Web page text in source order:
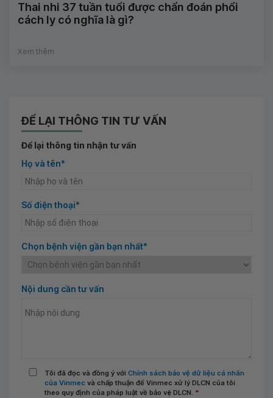
Thai nhi 37 tuần tuổi được chẩn đoán phổi
cách ly có nghĩa là gì?
Xem thêm
ĐỂ LẠI THÔNG TIN TƯ VẤN
Để lại thông tin nhận tư vấn
Họ và tên*
Số điện thoại*
Chọn bệnh viện gần bạn nhất*
Nội dung cần tư vấn
Tôi đã đọc và đồng ý với Chính sách bảo vệ dữ liệu cá nhân
của Vinmec và chấp thuận để Vinmec xử lý DLCN của tôi
theo quy định của pháp luật về bảo vệ DLCN. *